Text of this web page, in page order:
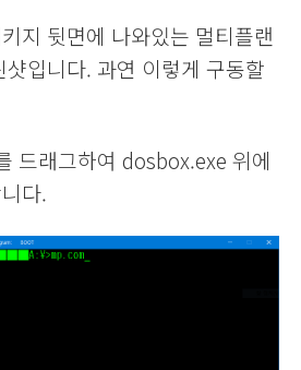
지 뒷면에 나와있는 멀티플랜
샷입니다. 과연 이렇게 구동할
드래그하여 dosbox.exe 위에
다.